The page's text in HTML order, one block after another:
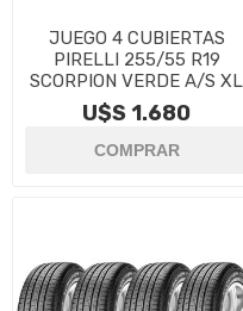
JUEGO 4 CUBIERTAS
PIRELLI 255/55 R19
SCORPION VERDE A/S XL
U$S 1.680